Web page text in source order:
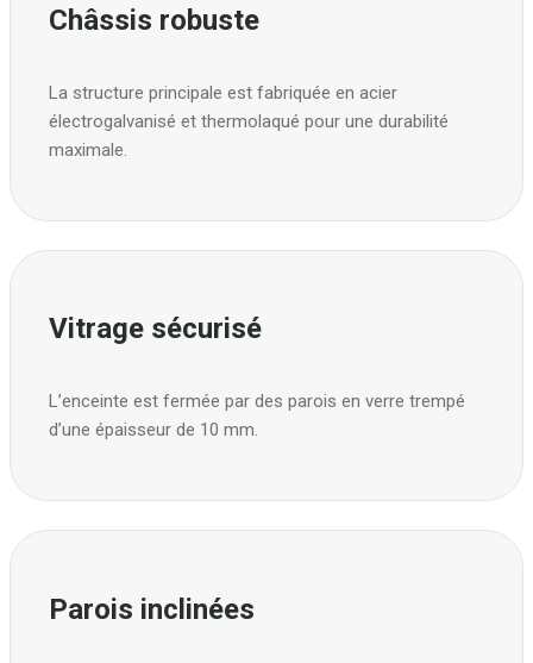
Châssis robuste
La structure principale est fabriquée en acier
électrogalvanisé et thermolaqué pour une durabilité
maximale.
Vitrage sécurisé
L’enceinte est fermée par des parois en verre trempé
d’une épaisseur de 10 mm.
Parois inclinées